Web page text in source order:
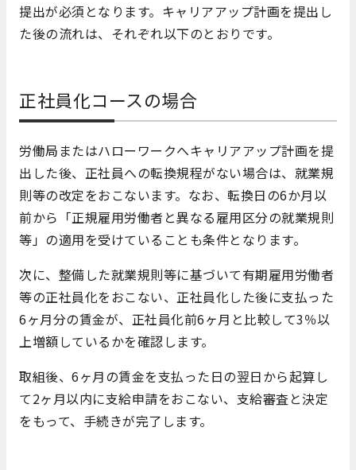
提出が必須となります。キャリアアップ計画を提出し
た後の流れは、それぞれ以下のとおりです。
正社員化コースの場合
労働局またはハローワークへキャリアアップ計画を提
出した後、正社員への転換規程がない場合は、就業規
則等の改定をおこないます。なお、転換日の6か月以
前から「正規雇用労働者と異なる雇用区分の就業規則
等」の適用を受けていることも条件となります。
次に、整備した就業規則等に基づいて有期雇用労働者
等の正社員化をおこない、正社員化した後に支払った
6ヶ月分の賃金が、正社員化前6ヶ月と比較して3％以
上増額しているかを確認します。
取組後、6ヶ月の賃金を支払った日の翌日から起算し
て2ヶ月以内に支給申請をおこない、支給審査と決定
をもって、手続きが完了します。